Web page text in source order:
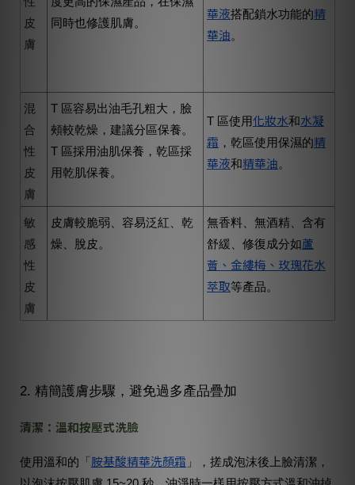
皮
膚
同時也修護肌膚。
華液搭配鎖水功能的精
華油。
混
合
性
皮
膚
T 區容易出油毛孔粗大，臉
頰較乾燥，建議分區保養。
T 區採用油肌保養，乾區採
用乾肌保養。
T 區使用化妝水和水凝
霜 ，乾區使用保濕的精
華液和精華油。
敏
感
性
皮
膚
皮膚較脆弱、容易泛紅、乾
燥、脫皮。
無香料、無酒精、含有
舒緩、修復成分如蘆
薈、金縷梅、玫瑰花水
萃取等產品。
2. 精簡護膚步驟，避免過多產品疊加
清潔：溫和按壓式洗臉
使用溫和的「 胺基酸精華洗顏霜 」，搓成泡沫後上臉清潔，